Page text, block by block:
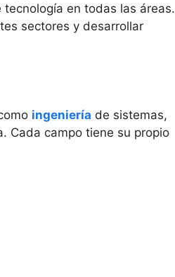
en todas las áreas.
sectores y desarrollar
ingeniería de sistemas,
Cada campo tiene su propio